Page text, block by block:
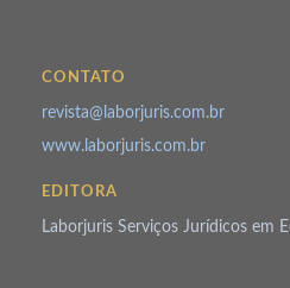
CONTATO
revista@laborjuris.com.br
www.laborjuris.com.br
EDITORA
Laborjuris Serviços Jurídicos em